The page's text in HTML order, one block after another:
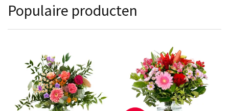
Populaire producten